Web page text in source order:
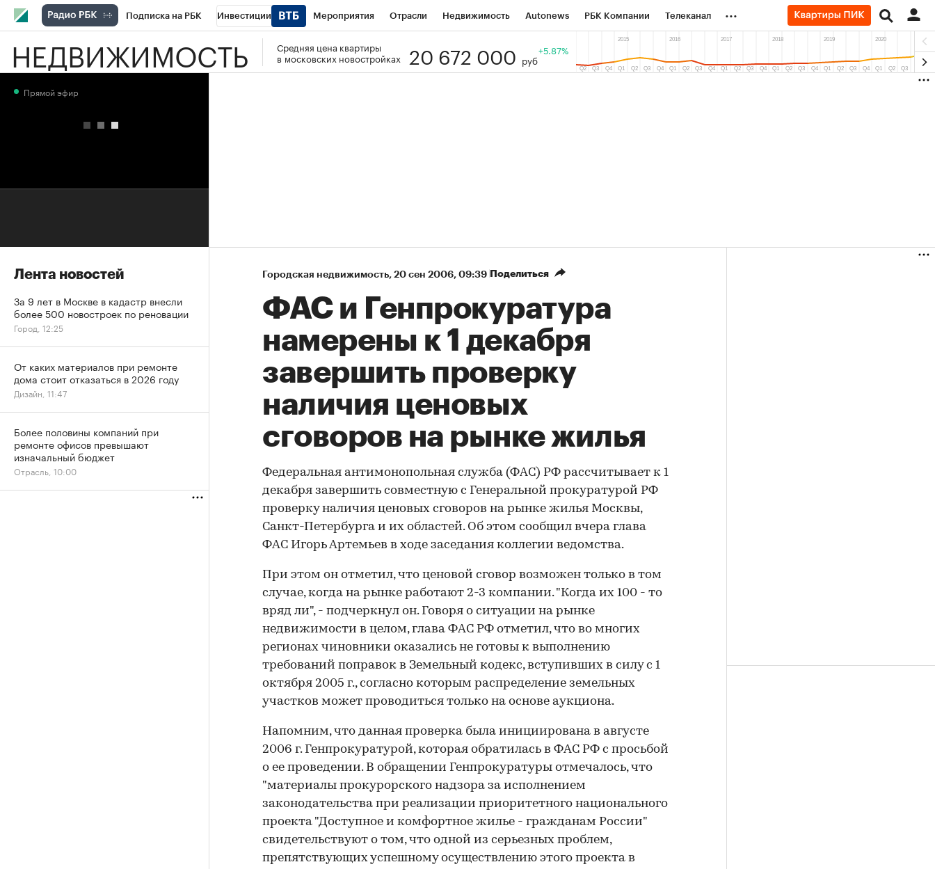
Подписка на РБК Инвестиции Мероприятия Отрасли Недвижимость Autonews РБК Компании Телеканал
РБК Вино Спорт Школа управления РБК РБК Образование Тренды
...
НЕДВИЖИМОСТЬ
Средняя цена квартиры
в московских новостройках
20 672 000 руб
+5.87%
Городская недвижимость⁠, 20 сен 2006, 09:39 Поделиться
ФАС и Генпрокуратура
намерены к 1 декабря
завершить проверку
наличия ценовых
сговоров на рынке жилья
Федеральная антимонопольная служба (ФАС) РФ рассчитывает к 1
декабря завершить совместную с Генеральной прокуратурой РФ
проверку наличия ценовых сговоров на рынке жилья Москвы,
Санкт-Петербурга и их областей. Об этом сообщил вчера глава
ФАС Игорь Артемьев в ходе заседания коллегии ведомства.
При этом он отметил, что ценовой сговор возможен только в том
случае, когда на рынке работают 2-3 компании. "Когда их 100 - то
вряд ли", - подчеркнул он. Говоря о ситуации на рынке
недвижимости в целом, глава ФАС РФ отметил, что во многих
регионах чиновники оказались не готовы к выполнению
требований поправок в Земельный кодекс, вступивших в силу с 1
октября 2005 г., согласно которым распределение земельных
участков может проводиться только на основе аукциона.
Напомним, что данная проверка была инициирована в августе
2006 г. Генпрокуратурой, которая обратилась в ФАС РФ с просьбой
о ее проведении. В обращении Генпрокуратуры отмечалось, что
"материалы прокурорского надзора за исполнением
законодательства при реализации приоритетного национального
проекта "Доступное и комфортное жилье - гражданам России"
свидетельствуют о том, что одной из серьезных проблем,
препятствующих успешному осуществлению этого проекта в
Прямой эфир
Лента новостей
За 9 лет в Москве в кадастр внесли
более 500 новостроек по реновации
Город, 12:25
От каких материалов при ремонте
дома стоит отказаться в 2026 году
Дизайн, 11:47
Более половины компаний при
ремонте офисов превышают
изначальный бюджет
Отрасль, 10:00